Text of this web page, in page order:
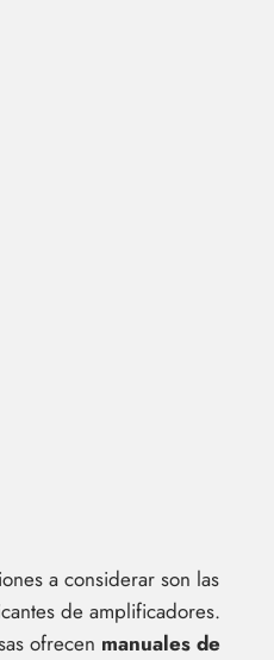
a considerar son las
de amplificadores.
ofrecen manuales de